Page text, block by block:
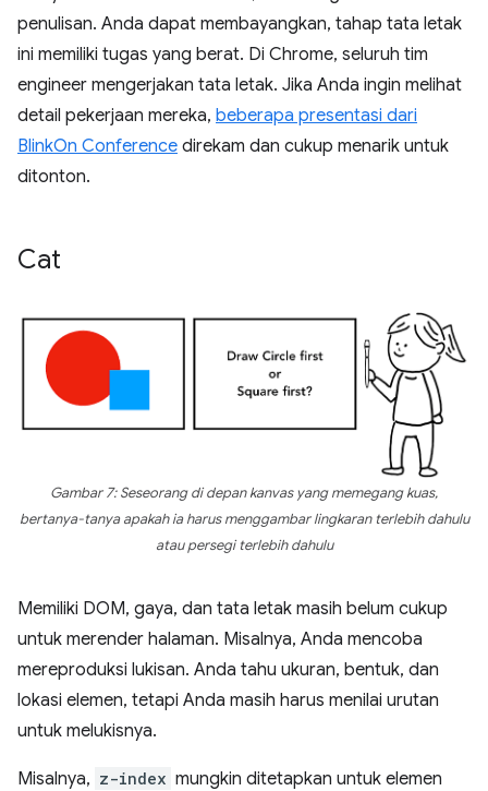
penulisan. Anda dapat membayangkan, tahap tata letak
ini memiliki tugas yang berat. Di Chrome, seluruh tim
engineer mengerjakan tata letak. Jika Anda ingin melihat
detail pekerjaan mereka, beberapa presentasi dari
BlinkOn Conference direkam dan cukup menarik untuk
ditonton.
Cat
Gambar 7: Seseorang di depan kanvas yang memegang kuas,
bertanya-tanya apakah ia harus menggambar lingkaran terlebih dahulu
atau persegi terlebih dahulu
Memiliki DOM, gaya, dan tata letak masih belum cukup
untuk merender halaman. Misalnya, Anda mencoba
mereproduksi lukisan. Anda tahu ukuran, bentuk, dan
lokasi elemen, tetapi Anda masih harus menilai urutan
untuk melukisnya.
Misalnya, z-index mungkin ditetapkan untuk elemen